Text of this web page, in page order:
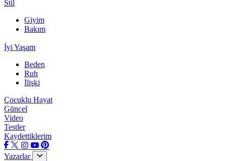
Stil
Giyim
Bakım
İyi Yaşam
Beden
Ruh
İlişki
Çocuklu Hayat
Güncel
Video
Testler
Kaydettiklerim
Yazarlar